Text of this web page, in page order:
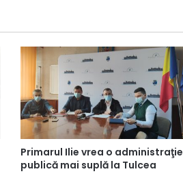
Primarul Ilie vrea o administraţie
publică mai suplă la Tulcea